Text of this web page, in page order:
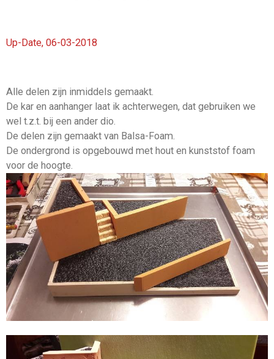
Up-Date, 06-03-2018
Alle delen zijn inmiddels gemaakt.
De kar en aanhanger laat ik achterwegen, dat gebruiken we
wel t.z.t. bij een ander dio.
De delen zijn gemaakt van Balsa-Foam.
De ondergrond is opgebouwd met hout en kunststof foam
voor de hoogte.